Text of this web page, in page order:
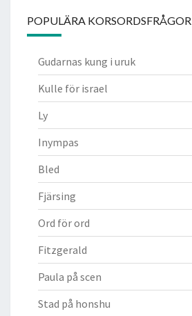
POPULÄRA KORSORDSFRÅGOR
Gudarnas kung i uruk
Kulle för israel
Ly
Inympas
Bled
Fjärsing
Ord för ord
Fitzgerald
Paula på scen
Stad på honshu